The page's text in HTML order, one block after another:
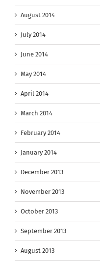
August 2014
July 2014
June 2014
May 2014
April 2014
March 2014
February 2014
January 2014
December 2013
November 2013
October 2013
September 2013
August 2013